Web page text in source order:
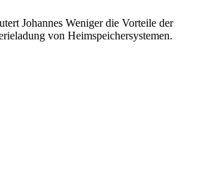
Johannes Weniger die Vorteile der
von Heimspeichersystemen.